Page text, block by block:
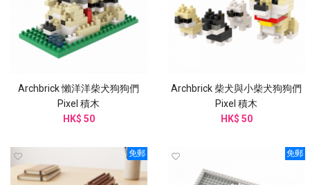
Archbrick 懶洋洋柴犬狗狗們
Pixel 積木
HK$ 50
Archbrick 柴犬與小柴犬狗狗們
Pixel 積木
HK$ 50
免郵 免郵